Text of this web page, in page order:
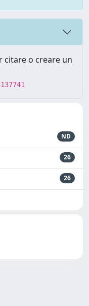
citare o creare un
ND
26
26